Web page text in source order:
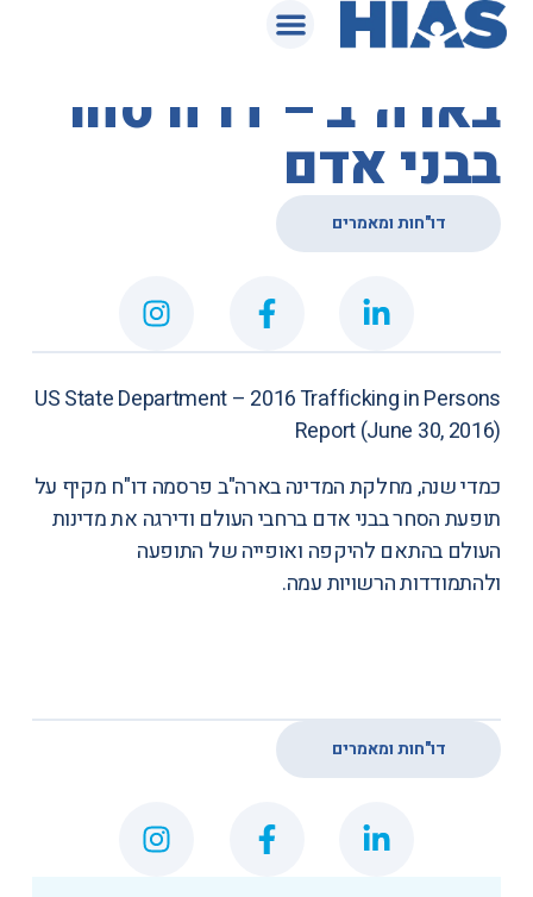
המאגר המשפטי
מחלקת המדינה
בארה"ב – דו"ח סחר
בבני אדם
דו"חות ומאמרים
US State Department – 2016 Trafficking in Persons
Report(June 30, 2016)
כמדי שנה, מחלקת המדינה בארה"ב פרסמה דו"ח מקיף על
תופעת הסחר בבני אדם ברחבי העולם ודירגה את מדינות
העולם בהתאם להיקפה ואופייה של התופעה
ולהתמודדות הרשויות עמה.
דו"חות ומאמרים